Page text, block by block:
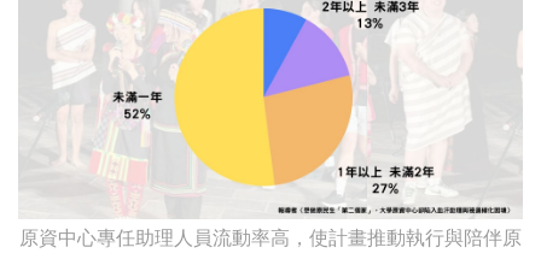
原資中心專任助理人員流動率高，使計畫推動執行與陪伴原